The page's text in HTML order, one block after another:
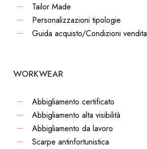
Tailor Made
Personalizzazioni tipologie
Guida acquisto/Condizioni vendita
WORKWEAR
Abbigliamento certificato
Abbigliamento alta visibilità
Abbigliamento da lavoro
Scarpe antinfortunistica